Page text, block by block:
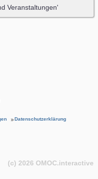
Veranstaltungen'
Datenschutzerklärung
(c) 2026 OMOC.interactive